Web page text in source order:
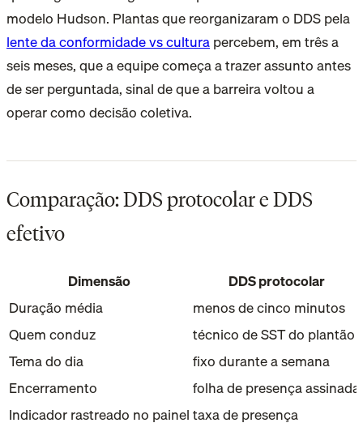
modelo Hudson. Plantas que reorganizaram o DDS pela
lente da conformidade vs culturapercebem, em três a
seis meses, que a equipe começa a trazer assunto antes
de ser perguntada, sinal de que a barreira voltou a
operar como decisão coletiva.
Comparação: DDS protocolar e DDS
efetivo
Dimensão
DDS protocolar
Duração média
menos de cinco minutos
Quem conduz
técnico de SST do plantão
Tema do dia
fixo durante a semana
Encerramento
folha de presença assinada
Indicador rastreado no paineltaxa de presença